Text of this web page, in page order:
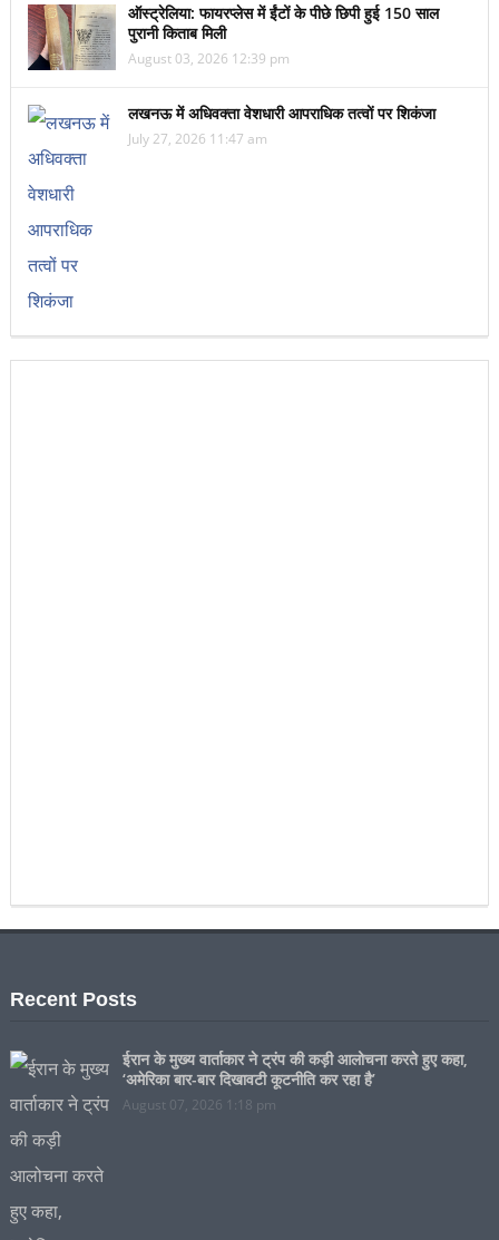
ऑस्ट्रेलिया: फायरप्लेस में ईंटों के पीछे छिपी हुई 150 साल
पुरानी किताब मिली
August 03, 2026 12:39 pm
लखनऊ में अधिवक्ता वेशधारी आपराधिक तत्वों पर शिकंजा
July 27, 2026 11:47 am
Recent Posts
ईरान के मुख्य वार्ताकार ने ट्रंप की कड़ी आलोचना करते हुए कहा,
‘अमेरिका बार-बार दिखावटी कूटनीति कर रहा है’
August 07, 2026 1:18 pm